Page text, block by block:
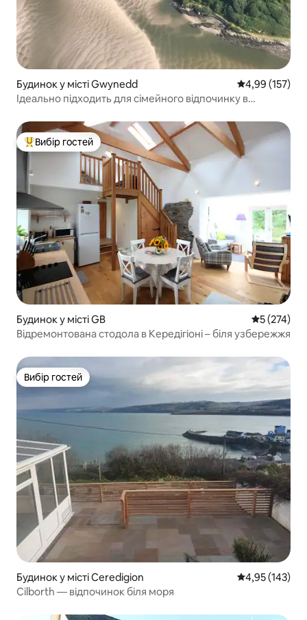
Будинок у місті Gwynedd Середня
4,99 (157)
Ідеально підходить для сімейного відпочинку в
Топ вибір гостей
Вибір гостей
Будинок у місті GB Середня
5 (274)
Відремонтована стодола в Кередігіоні – біля узбережжя
Вибір гостей
Вибір гостей
Будинок у місті Ceredigion Середня
4,95 (143)
Cilborth — відпочинок біля моря